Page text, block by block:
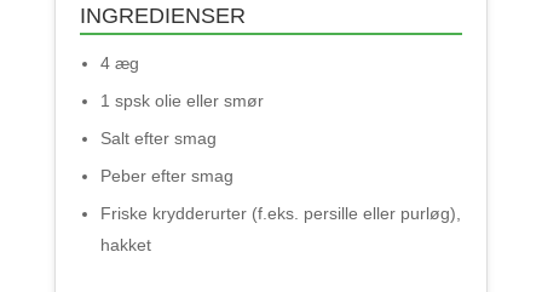
INGREDIENSER
4 æg
1 spsk olie eller smør
Salt efter smag
Peber efter smag
Friske krydderurter (f.eks. persille eller purløg),
hakket